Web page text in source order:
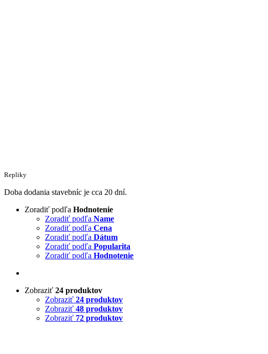
Repliky
Doba dodania stavebníc je cca 20 dní.
Zoradiť podľa Hodnotenie
Zoradiť podľa Name
Zoradiť podľa Cena
Zoradiť podľa Dátum
Zoradiť podľa Popularita
Zoradiť podľa Hodnotenie
Zobraziť 24 produktov
Zobraziť 24 produktov
Zobraziť 48 produktov
Zobraziť 72 produktov